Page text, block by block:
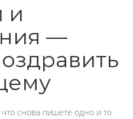
и
—
снова пишете одно и то